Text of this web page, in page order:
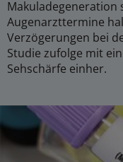
Makuladegeneration
Augenarzttermine
Verzögerungen bei
Studie zufolge mit
Sehschärfe einher.